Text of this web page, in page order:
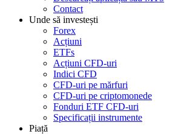
Contact
Unde să investești
Forex
Acțiuni
ETFs
Acțiuni CFD-uri
Indici CFD
CFD-uri pe mărfuri
CFD-uri pe criptomonede
Fonduri ETF CFD-uri
Specificații instrumente
Piață